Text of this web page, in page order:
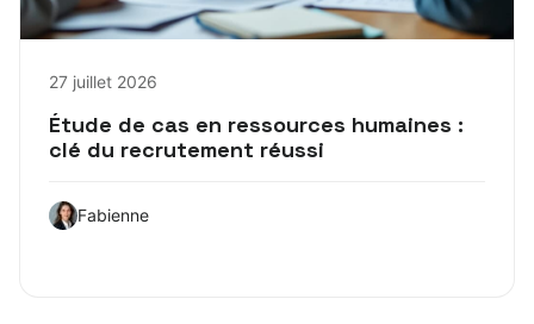
27 juillet 2026
Étude de cas en ressources humaines :
clé du recrutement réussi
Fabienne